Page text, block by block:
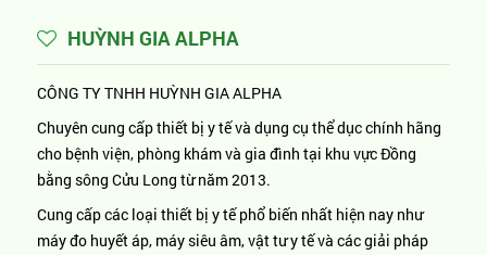
HUỲNH GIA ALPHA
CÔNG TY TNHH HUỲNH GIA ALPHA
Chuyên cung cấp thiết bị y tế và dụng cụ thể dục chính hãng
cho bệnh viện, phòng khám và gia đình tại khu vực Đồng
bằng sông Cửu Long từ năm 2013.
Cung cấp các loại thiết bị y tế phổ biến nhất hiện nay như
máy đo huyết áp, máy siêu âm, vật tư y tế và các giải pháp